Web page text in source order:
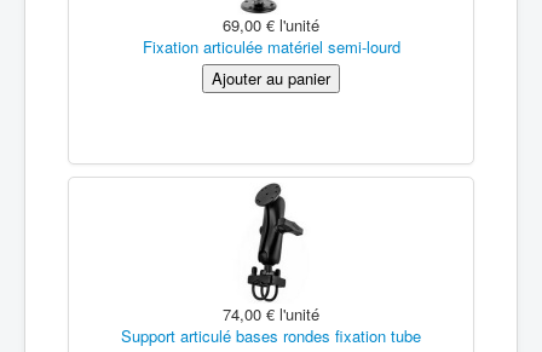
69,00 € l'unité
Fixation articulée matériel semi-lourd
74,00 € l'unité
Support articulé bases rondes fixation tube